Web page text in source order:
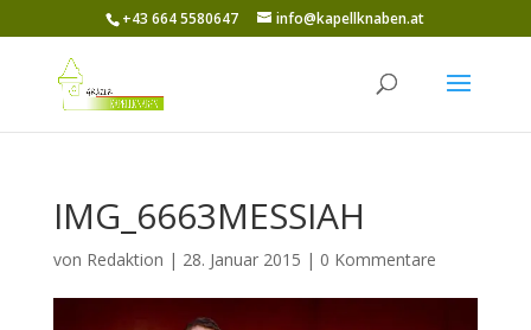
+43 664 5580647 info@kapellknaben.at
IMG_6663MESSIAH
von Redaktion | 28. Januar 2015 | 0 Kommentare